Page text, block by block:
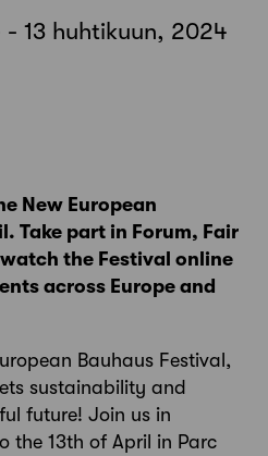
13 huhtikuun, 2024
New European
Take part in Forum, Fair
the Festival online
across Europe and
Bauhaus Festival,
sustainability and
future! Join us in
the 13th of April in Parc